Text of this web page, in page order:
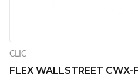
CLIC
FLEX WALLSTREET CWX-